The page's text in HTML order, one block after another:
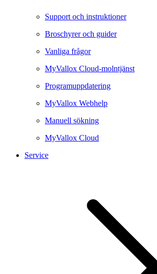
Support och instruktioner
Broschyrer och guider
Vanliga frågor
MyVallox Cloud-molntjänst
Programuppdatering
MyVallox Webhelp
Manuell sökning
MyVallox Cloud
Service